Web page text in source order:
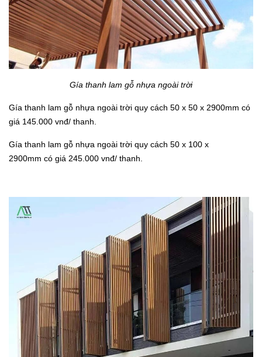
Gía thanh lam gỗ nhựa ngoài trời
Gía thanh lam gỗ nhựa ngoài trời quy cách 50 x 50 x 2900mm có
giá 145.000 vnđ/ thanh.
Gía thanh lam gỗ nhựa ngoài trời quy cách 50 x 100 x
2900mm có giá 245.000 vnđ/ thanh.